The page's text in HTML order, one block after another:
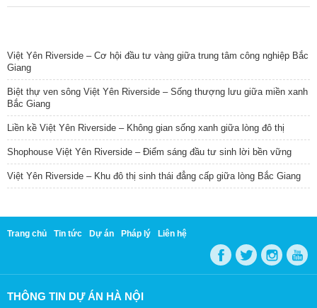
Việt Yên Riverside – Cơ hội đầu tư vàng giữa trung tâm công nghiệp Bắc
Giang
Biệt thự ven sông Việt Yên Riverside – Sống thượng lưu giữa miền xanh
Bắc Giang
Liền kề Việt Yên Riverside – Không gian sống xanh giữa lòng đô thị
Shophouse Việt Yên Riverside – Điểm sáng đầu tư sinh lời bền vững
Việt Yên Riverside – Khu đô thị sinh thái đẳng cấp giữa lòng Bắc Giang
Trang chủ Tin tức Dự án Pháp lý Liên hệ
THÔNG TIN DỰ ÁN HÀ NỘI